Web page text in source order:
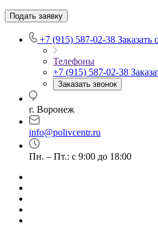
Подать заявку
+7 (915) 587-02-38 Заказать
Телефоны
+7 (915) 587-02-38
Заказать звонок
г. Воронеж
info@polivcentr.ru
Пн. – Пт.: с 9:00 до 18:00